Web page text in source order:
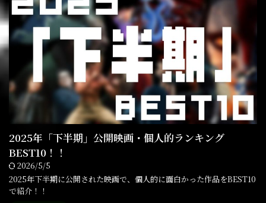
2025年「下半期」公開映画・個人的ランキング
BEST10！！
2026/5/5
2025年下半期に公開された映画で、個人的に面白かった作品をBEST10
で紹介！！